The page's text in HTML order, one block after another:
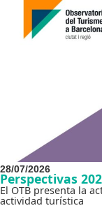
28/07/2026
Perspectivas
El OTB presenta la
actividad turística